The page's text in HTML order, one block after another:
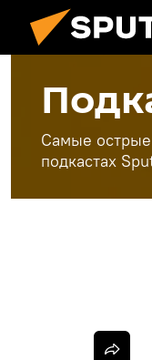
Самые острые
подкастах